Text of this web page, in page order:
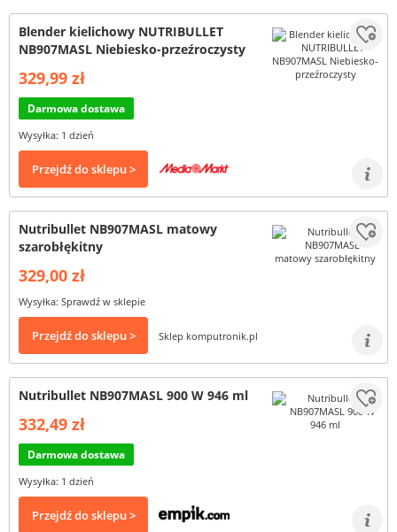
Blender kielichowy NUTRIBULLET
NB907MASL Niebiesko-przeźroczysty
329,99 zł
Darmowa dostawa
Wysyłka: 1 dzień
Przejdź do sklepu >
Nutribullet NB907MASL matowy
szarobłękitny
329,00 zł
Wysyłka: Sprawdź w sklepie
Przejdź do sklepu > Sklep komputronik.pl
Nutribullet NB907MASL 900 W 946 ml
332,49 zł
Darmowa dostawa
Wysyłka: 1 dzień
Przejdź do sklepu >